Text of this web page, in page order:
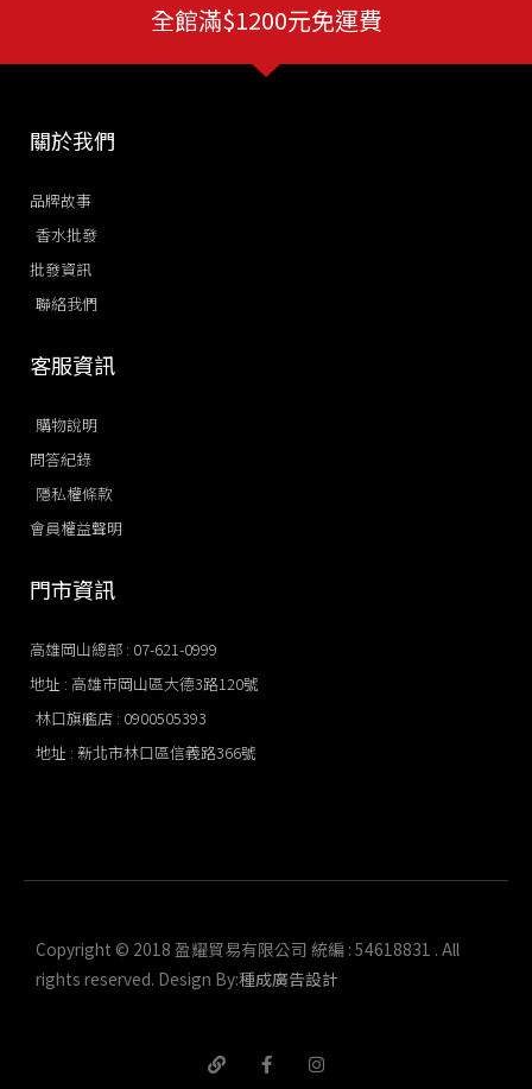
全館滿$1200元免運費
關於我們
品牌故事
香水批發
批發資訊
聯絡我們
客服資訊
購物說明
問答紀錄
隱私權條款
會員權益聲明
門市資訊
高雄岡山總部 : 07-621-0999
地址 : 高雄市岡山區大德3路120號
林口旗艦店​ : 0900505393
地址 : 新北市林口區信義路366號
Copyright © 2018 盈耀貿易有限公司 統編 : 54618831 . All
rights reserved. Design By:種成廣告設計
i
n
a
c
n
s